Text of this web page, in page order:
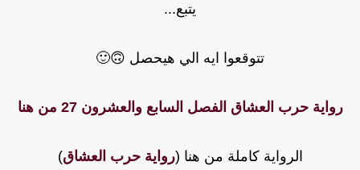
يتبع...
تتوقعوا ايه الي هيحصل 🙃🙂
رواية حرب العشاق الفصل السابع والعشرون 27 من هنا
الرواية كاملة من هنا (رواية حرب العشاق)